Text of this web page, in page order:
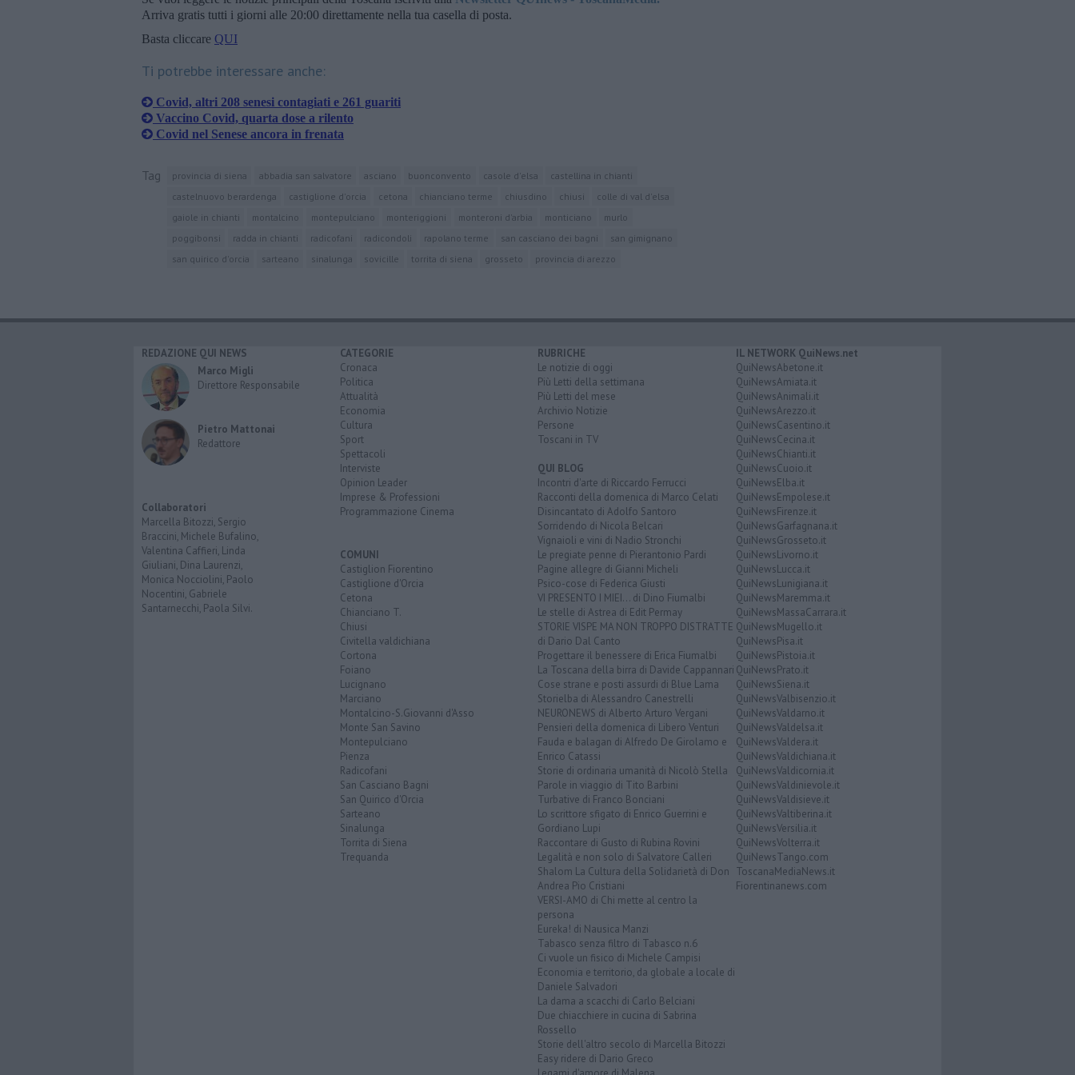
Arriva gratis tutti i giorni alle 20:00 direttamente nella tua casella di posta.
Basta cliccare QUI
Ti potrebbe interessare anche:
Covid, altri 208 senesi contagiati e 261 guariti
Vaccino Covid, quarta dose a rilento
Covid nel Senese ancora in frenata
Tag provincia di siena abbadia san salvatore asciano buonconvento casole d'elsa
castellina in chianti
castelnuovo berardenga
castiglione d'orcia cetona chianciano terme chiusdino chiusi
colle di val d'elsa
gaiole in chianti
montalcino montepulciano monteriggioni monteroni d'arbia monticiano
murlo
poggibonsi
radda in chianti radicofani radicondoli rapolano terme san casciano dei bagni
san gimignano
san quirico d'orcia
sarteano sinalunga sovicille torrita di siena grosseto provincia di arezzo
REDAZIONE QUI NEWS
Marco Migli
Direttore Responsabile
Pietro Mattonai
Redattore
Collaboratori
Marcella Bitozzi, Sergio
Braccini, Michele Bufalino,
Valentina Caffieri, Linda
Giuliani, Dina Laurenzi,
Monica Nocciolini, Paolo
Nocentini, Gabriele
Santarnecchi, Paola Silvi.
CATEGORIE
Cronaca
Politica
Attualità
Economia
Cultura
Sport
Spettacoli
Interviste
Opinion Leader
Imprese & Professioni
Programmazione Cinema
COMUNI
Castiglion Fiorentino
Castiglione d'Orcia
Cetona
Chianciano T.
Chiusi
Civitella valdichiana
Cortona
Foiano
Lucignano
Marciano
Montalcino-S.Giovanni d'Asso
Monte San Savino
Montepulciano
Pienza
Radicofani
San Casciano Bagni
San Quirico d'Orcia
Sarteano
Sinalunga
Torrita di Siena
Trequanda
RUBRICHE
Le notizie di oggi
Più Letti della settimana
Più Letti del mese
Archivio Notizie
Persone
Toscani in TV
QUI BLOG
Incontri d'arte di Riccardo Ferrucci
Racconti della domenica di Marco Celati
Disincantato di Adolfo Santoro
Sorridendo di Nicola Belcari
Vignaioli e vini di Nadio Stronchi
Le pregiate penne di Pierantonio Pardi
Pagine allegre di Gianni Micheli
Psico-cose di Federica Giusti
VI PRESENTO I MIEI... di Dino Fiumalbi
Le stelle di Astrea di Edit Permay
STORIE VISPE MA NON TROPPO DISTRATTE
di Dario Dal Canto
Progettare il benessere di Erica Fiumalbi
La Toscana della birra di Davide Cappannari
Cose strane e posti assurdi di Blue Lama
Storielba di Alessandro Canestrelli
NEURONEWS di Alberto Arturo Vergani
Pensieri della domenica di Libero Venturi
Fauda e balagan di Alfredo De Girolamo e
Enrico Catassi
Storie di ordinaria umanità di Nicolò Stella
Parole in viaggio di Tito Barbini
Turbative di Franco Bonciani
Lo scrittore sfigato di Enrico Guerrini e
Gordiano Lupi
Raccontare di Gusto di Rubina Rovini
Legalità e non solo di Salvatore Calleri
Shalom La Cultura della Solidarietà di Don
Andrea Pio Cristiani
VERSI-AMO di Chi mette al centro la
persona
Eureka! di Nausica Manzi
Tabasco senza filtro di Tabasco n.6
Ci vuole un fisico di Michele Campisi
Economia e territorio, da globale a locale di
Daniele Salvadori
La dama a scacchi di Carlo Belciani
Due chiacchiere in cucina di Sabrina
Rossello
Storie dell'altro secolo di Marcella Bitozzi
Easy ridere di Dario Greco
IL NETWORK QuiNews.net
QuiNewsAbetone.it
QuiNewsAmiata.it
QuiNewsAnimali.it
QuiNewsArezzo.it
QuiNewsCasentino.it
QuiNewsCecina.it
QuiNewsChianti.it
QuiNewsCuoio.it
QuiNewsElba.it
QuiNewsEmpolese.it
QuiNewsFirenze.it
QuiNewsGarfagnana.it
QuiNewsGrosseto.it
QuiNewsLivorno.it
QuiNewsLucca.it
QuiNewsLunigiana.it
QuiNewsMaremma.it
QuiNewsMassaCarrara.it
QuiNewsMugello.it
QuiNewsPisa.it
QuiNewsPistoia.it
QuiNewsPrato.it
QuiNewsSiena.it
QuiNewsValbisenzio.it
QuiNewsValdarno.it
QuiNewsValdelsa.it
QuiNewsValdera.it
QuiNewsValdichiana.it
QuiNewsValdicornia.it
QuiNewsValdinievole.it
QuiNewsValdisieve.it
QuiNewsValtiberina.it
QuiNewsVersilia.it
QuiNewsVolterra.it
QuiNewsTango.com
ToscanaMediaNews.it
Fiorentinanews.com